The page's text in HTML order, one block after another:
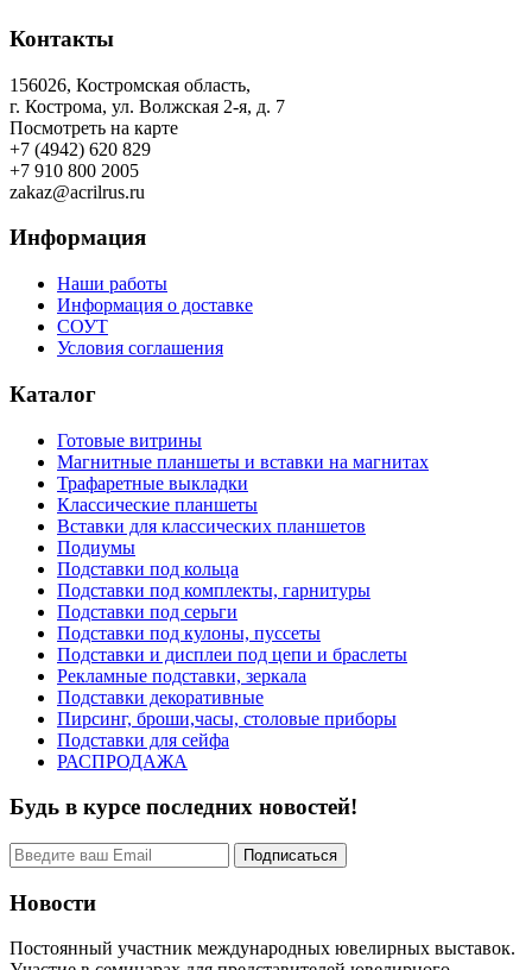
Контакты
156026, Костромская область,
г. Кострома, ул. Волжская 2-я, д. 7
Посмотреть на карте
+7 (4942) 620 829
+7 910 800 2005
zakaz@acrilrus.ru
Информация
Наши работы
Информация о доставке
СОУТ
Условия соглашения
Каталог
Готовые витрины
Магнитные планшеты и вставки на магнитах
Трафаретные выкладки
Классические планшеты
Вставки для классических планшетов
Подиумы
Подставки под кольца
Подставки под комплекты, гарнитуры
Подставки под серьги
Подставки под кулоны, пуссеты
Подставки и дисплеи под цепи и браслеты
Рекламные подставки, зеркала
Подставки декоративные
Пирсинг, броши,часы, столовые приборы
Подставки для сейфа
РАСПРОДАЖА
Будь в курсе последних новостей!
Новости
Постоянный участник международных ювелирных выставок.